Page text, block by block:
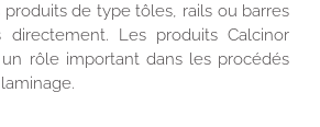
produits de type tôles, rails ou barres
directement. Les produits Calcinor
rôle important dans les procédés